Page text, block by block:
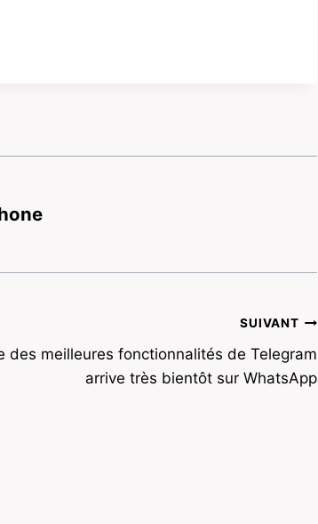
SUIVANT
des meilleures fonctionnalités de Telegram
arrive très bientôt sur WhatsApp